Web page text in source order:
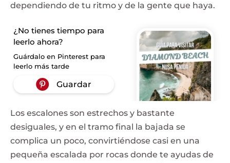
dependiendo de tu ritmo y de la gente que haya.
¿No tienes tiempo para
leerlo ahora?
Guárdalo en Pinterest para
leerlo más tarde
Los escalones son estrechos y bastante
desiguales, y en el tramo final la bajada se
complica un poco, convirtiéndose casi en una
pequeña escalada por rocas donde te ayudas de